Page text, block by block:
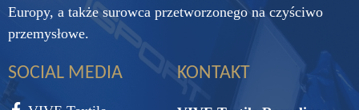
Europy, a także surowca przetworzonego na czyściwo
przemysłowe.
SOCIAL MEDIA KONTAKT